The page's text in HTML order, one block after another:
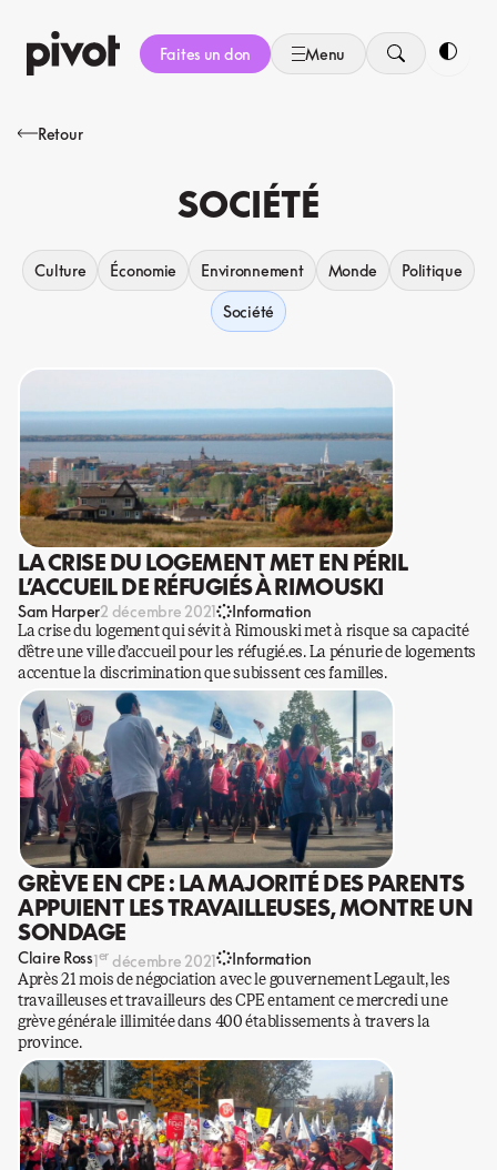
au
contenu
Faites un don Menu
Retour
SOCIÉTÉ
Culture Économie Environnement Monde Politique
Société
LA CRISE DU LOGEMENT MET EN PÉRIL
L’ACCUEIL DE RÉFUGIÉS À RIMOUSKI
Sam Harper2 décembre 2021 Information
La crise du logement qui sévit à Rimouski met à risque sa capacité
d’être une ville d’accueil pour les réfugié.es. La pénurie de logements
accentue la discrimination que subissent ces familles.
GRÈVE EN CPE : LA MAJORITÉ DES PARENTS
APPUIENT LES TRAVAILLEUSES, MONTRE UN
SONDAGE
Claire Ross1er décembre 2021 Information
Après 21 mois de négociation avec le gouvernement Legault, les
travailleuses et travailleurs des CPE entament ce mercredi une
grève générale illimitée dans 400 établissements à travers la
province.